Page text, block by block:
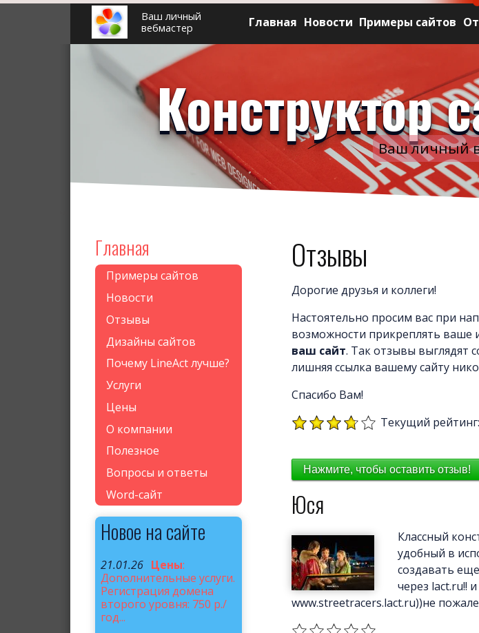
Ваш личный
вебмастер
Главная Новости Примеры сайтов
Конструктор
Ваш личный
Главная
Примеры сайтов
Новости
Отзывы
Дизайны сайтов
Почему LineAct лучше?
Услуги
Цены
О компании
Полезное
Вопросы и ответы
Word-сайт
Новое на сайте
21.01.26 Цены:
Дополнительные услуги.
Регистрация домена
второго уровня: 750 р./
год...
Отзывы
Дорогие друзья и коллеги!
Настоятельно просим вас при
возможности прикреплять ваше
ваш сайт. Так отзывы выглядят
лишняя ссылка вашему сайту
Спасибо Вам!
Текущий
Нажмите, чтобы оставить отзыв!
Юся
Классный
удобный в
создавать
через lact.ru!!
www.streetracers.lact.ru))не